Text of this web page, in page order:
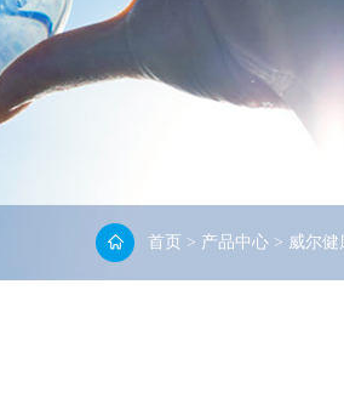
首页 > 产品中心> 威尔健